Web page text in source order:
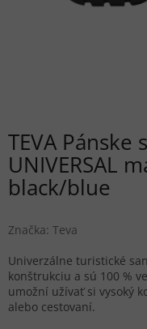
TEVA Pánske
UNIVERSAL
black/blue
Značka: Teva
Univerzálne turistické
konštrukciu a sú 100 %
umožní užívať si vysoký
alebo cestovaní.